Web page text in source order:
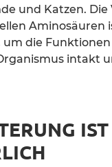
und Katzen. Die
Aminosäuren
die Funktionen
intakt
IST